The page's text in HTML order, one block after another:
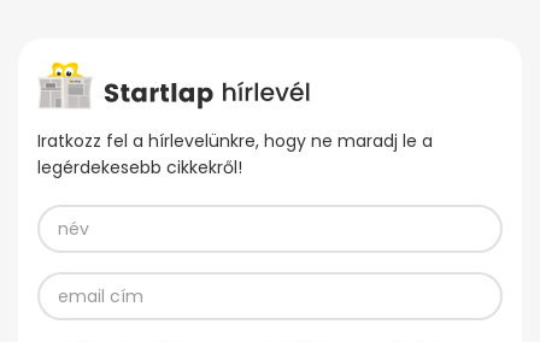
Iratkozz fel a hírlevelünkre, hogy ne maradj le a
legérdekesebb cikkekről!